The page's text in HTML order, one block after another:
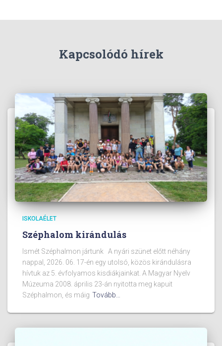
Kapcsolódó hírek
ISKOLAÉLET
Széphalom kirándulás
Ismét Széphalmon jártunk A nyári szünet előtt néhány
nappal, 2026. 06. 17-én egy utolsó, közös kirándulásra
hívtuk az 5. évfolyamos kisdiákjainkat. A Magyar Nyelv
Múzeuma 2008. április 23-án nyitotta meg kapuit
Széphalmon, és máig Tovább…